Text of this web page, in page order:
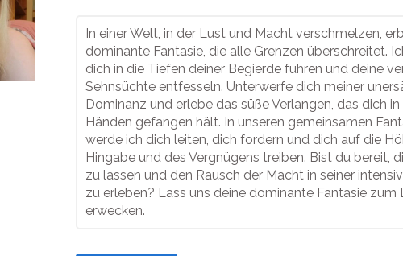
In einer Welt, in der Lust und Macht verschmelzen,
dominante Fantasie, die alle Grenzen überschreitet.
dich in die Tiefen deiner Begierde führen und deine
Sehnsüchte entfesseln. Unterwerfe dich meiner
Dominanz und erlebe das süße Verlangen, das dich in
Händen gefangen hält. In unseren gemeinsamen
werde ich dich leiten, dich fordern und dich auf die
Hingabe und des Vergnügens treiben. Bist du bereit,
zu lassen und den Rausch der Macht in seiner
zu erleben? Lass uns deine dominante Fantasie zum
erwecken.